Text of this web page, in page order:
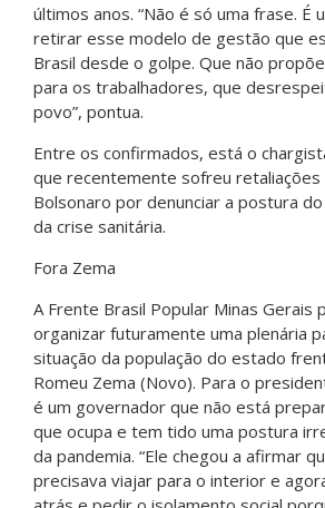
últimos anos. “Não é só uma frase. É
retirar esse modelo de gestão que
Brasil desde o golpe. Que não
para os trabalhadores, que
povo”, pontua.
Entre os confirmados, está o
que recentemente sofreu
Bolsonaro por denunciar a postura
da crise sanitária.
Fora Zema
A Frente Brasil Popular Minas Gerais
organizar futuramente uma plenária
situação da população do estado
Romeu Zema (Novo). Para o
é um governador que não está
que ocupa e tem tido uma postura
da pandemia. “Ele chegou a afirmar
precisava viajar para o interior e